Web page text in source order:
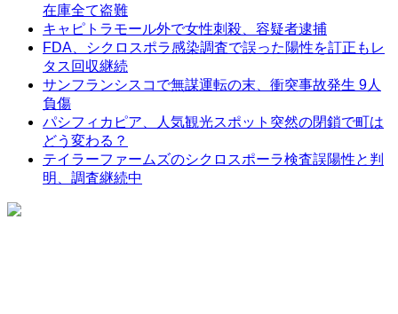
在庫全て盗難
キャピトラモール外で女性刺殺、容疑者逮捕
FDA、シクロスポラ感染調査で誤った陽性を訂正もレ
タス回収継続
サンフランシスコで無謀運転の末、衝突事故発生 9人
負傷
パシフィカピア、人気観光スポット突然の閉鎖で町は
どう変わる？
テイラーファームズのシクロスポーラ検査誤陽性と判
明、調査継続中